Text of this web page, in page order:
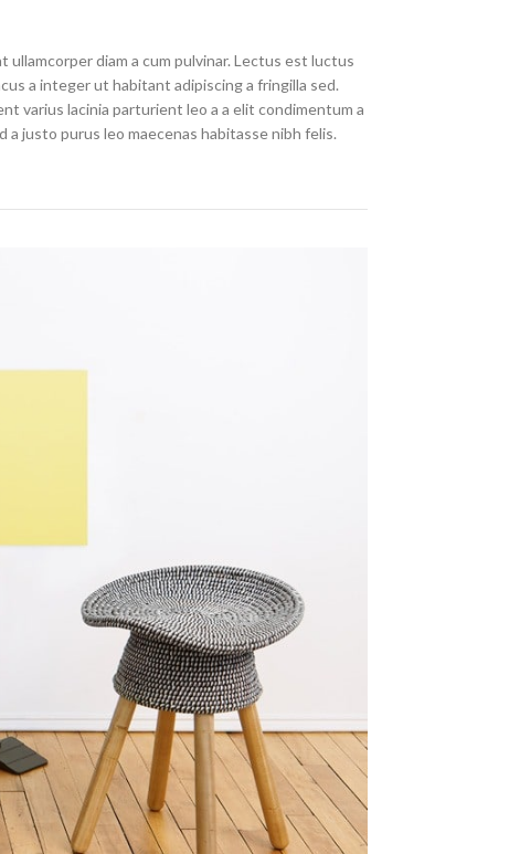
diam a cum pulvinar. Lectus est luctus
a integer ut habitant adipiscing a fringilla sed.
varius lacinia parturient leo a a elit condimentum a
justo purus leo maecenas habitasse nibh felis.